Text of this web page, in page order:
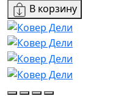
В корзину